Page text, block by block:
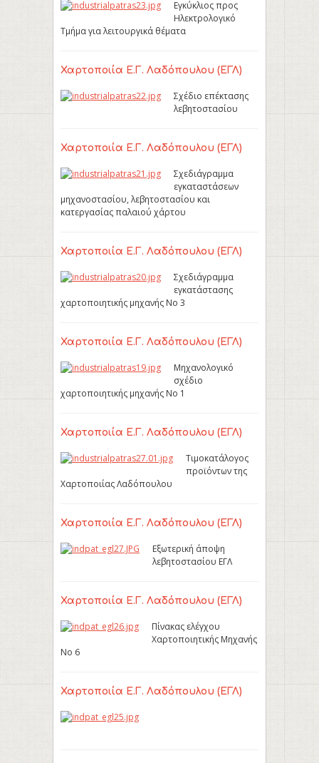
Εγκύκλιος προς
Ηλεκτρολογικό
Τμήμα για λειτουργικά θέματα
Χαρτοποιία Ε.Γ. Λαδόπουλου (ΕΓΛ)
Σχέδιο επέκτασης
λεβητοστασίου
Χαρτοποιία Ε.Γ. Λαδόπουλου (ΕΓΛ)
Σχεδιάγραμμα
εγκαταστάσεων
μηχανοστασίου, λεβητοστασίου και
κατεργασίας παλαιού χάρτου
Χαρτοποιία Ε.Γ. Λαδόπουλου (ΕΓΛ)
Σχεδιάγραμμα
εγκατάστασης
χαρτοποιητικής μηχανής Νο 3
Χαρτοποιία Ε.Γ. Λαδόπουλου (ΕΓΛ)
Μηχανολογικό
σχέδιο
χαρτοποιητικής μηχανής Νο 1
Χαρτοποιία Ε.Γ. Λαδόπουλου (ΕΓΛ)
Τιμοκατάλογος
προϊόντων της
Χαρτοποιίας Λαδόπουλου
Χαρτοποιία Ε.Γ. Λαδόπουλου (ΕΓΛ)
Εξωτερική άποψη
λεβητοστασίου ΕΓΛ
Χαρτοποιία Ε.Γ. Λαδόπουλου (ΕΓΛ)
Πίνακας ελέγχου
Χαρτοποιητικής Μηχανής
Νο 6
Χαρτοποιία Ε.Γ. Λαδόπουλου (ΕΓΛ)